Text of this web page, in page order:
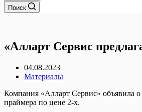
Поиск
«Алларт Сервис
04.08.2023
Материалы
Компания «Алларт Сервис» объявила о
праймера по цене 2-x.